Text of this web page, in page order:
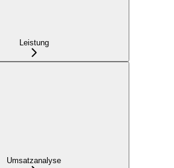
Leistung
Umsatzanalyse